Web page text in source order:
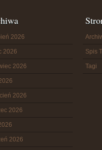
2026
2026
2026
2026
2026
2026
Spis
Tagi